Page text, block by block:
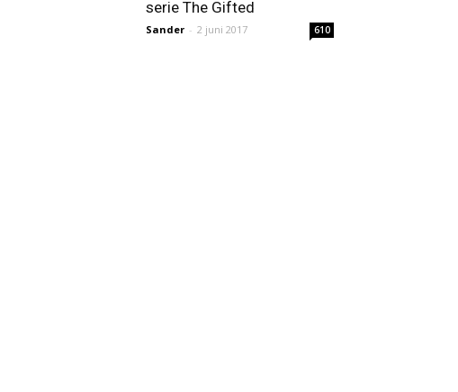
serie The Gifted
Sander - 2 juni 2017 610